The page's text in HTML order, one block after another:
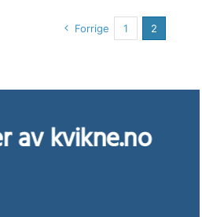
Forrige 1 2
av kvikne.no